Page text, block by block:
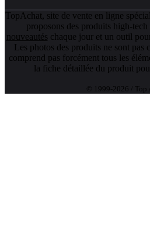
TopAchat, site de vente en ligne
proposons des produits high-tech
nouveautés chaque jour et un outil
Les photos des produits ne sont pas
comprend pas forcément tous les
la fiche détaillée du produit
© 1999-2026 / Top